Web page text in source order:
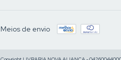
Meios de envio